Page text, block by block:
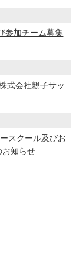
参加チーム募集
式会社親子サッ
スクール及びお
知らせ